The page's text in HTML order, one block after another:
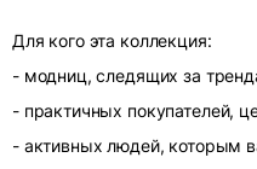
Для кого эта коллекция:
- модниц, следящих за
- практичных покупателей,
- активных людей, которым